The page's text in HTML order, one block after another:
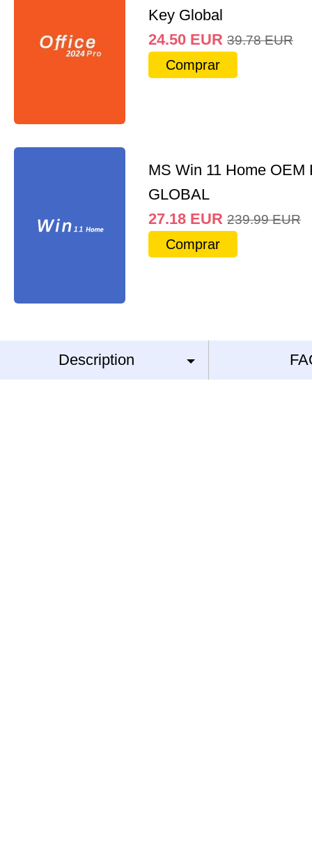
Key Global
24.50 EUR 39.78 EUR
Comprar
MS Win 11 Home OEM
GLOBAL
27.18 EUR 239.99 EUR
Comprar
Description